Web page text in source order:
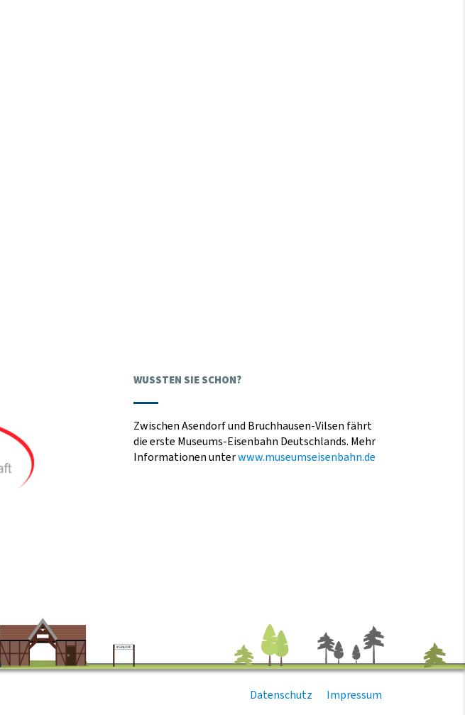
WUSSTEN SIE SCHON?
Zwischen Asendorf und Bruchhausen-Vilsen fährt
die erste Museums-Eisenbahn Deutschlands. Mehr
Informationen unterwww.museumseisenbahn.de
Datenschutz Impressum